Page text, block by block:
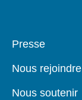
Pied
Presse
Nous rejoindre
Nous soutenir